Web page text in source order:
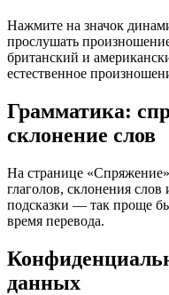
Нажмите на значок
прослушать
британский и
естественное
Грамматика:
склонение слов
На странице
глаголов, склонения
подсказки — так проще
время перевода.
данных